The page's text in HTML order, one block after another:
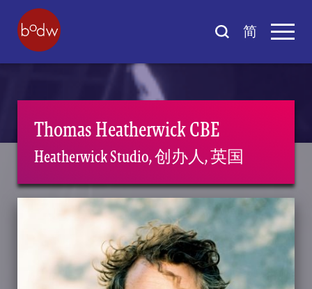
简
Thomas Heatherwick CBE
Heatherwick Studio, 创办人, 英国